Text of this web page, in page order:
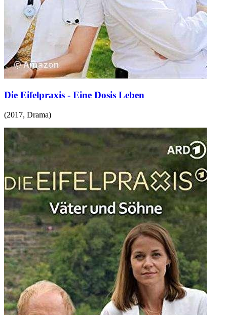
Die Eifelpraxis - Eine Dosis Leben
(2017, Drama)